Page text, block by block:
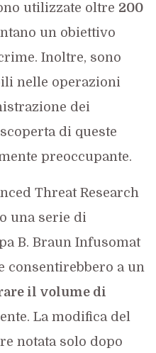
utilizzate oltre 200
un obiettivo
Inoltre, sono
nelle operazioni
dei
di queste
preoccupante.
Threat Research
una serie di
B. Braun Infusomat
consentirebbero a un
il volume di
La modifica del
notata solo dopo